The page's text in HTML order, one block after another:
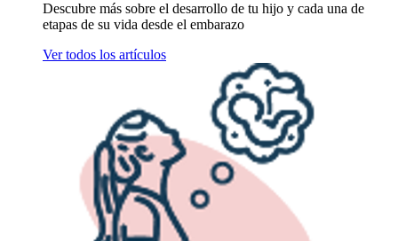
Descubre más sobre el desarrollo de tu hijo y cada una de
etapas de su vida desde el embarazo
Ver todos los artículos